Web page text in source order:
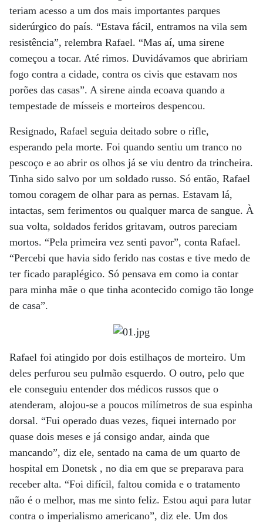
teriam acesso a um dos mais importantes parques
siderúrgico do país. “Estava fácil, entramos na vila sem
resistência”, relembra Rafael. “Mas aí, uma sirene
começou a tocar. Até rimos. Duvidávamos que abririam
fogo contra a cidade, contra os civis que estavam nos
porões das casas”. A sirene ainda ecoava quando a
tempestade de mísseis e morteiros despencou.
Resignado, Rafael seguia deitado sobre o rifle,
esperando pela morte. Foi quando sentiu um tranco no
pescoço e ao abrir os olhos já se viu dentro da trincheira.
Tinha sido salvo por um soldado russo. Só então, Rafael
tomou coragem de olhar para as pernas. Estavam lá,
intactas, sem ferimentos ou qualquer marca de sangue. À
sua volta, soldados feridos gritavam, outros pareciam
mortos. “Pela primeira vez senti pavor”, conta Rafael.
“Percebi que havia sido ferido nas costas e tive medo de
ter ficado paraplégico. Só pensava em como ia contar
para minha mãe o que tinha acontecido comigo tão longe
de casa”.
Rafael foi atingido por dois estilhaços de morteiro. Um
deles perfurou seu pulmão esquerdo. O outro, pelo que
ele conseguiu entender dos médicos russos que o
atenderam, alojou-se a poucos milímetros de sua espinha
dorsal. “Fui operado duas vezes, fiquei internado por
quase dois meses e já consigo andar, ainda que
mancando”, diz ele, sentado na cama de um quarto de
hospital em Donetsk , no dia em que se preparava para
receber alta. “Foi difícil, faltou comida e o tratamento
não é o melhor, mas me sinto feliz. Estou aqui para lutar
contra o imperialismo americano”, diz ele. Um dos